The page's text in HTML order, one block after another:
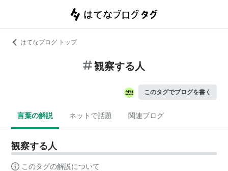
はてなブログ トップ
観察する人
このタグでブログを書く
言葉の解説 ネットで話題 関連ブログ
観察する人
このタグの解説について